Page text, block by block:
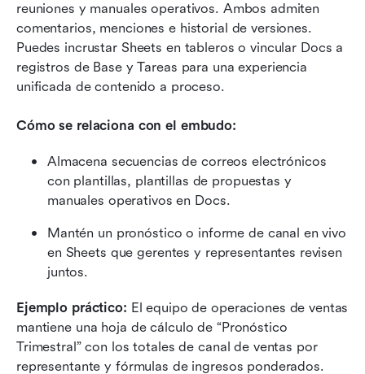
reuniones y manuales operativos. Ambos admiten
comentarios, menciones e historial de versiones.
Puedes incrustar Sheets en tableros o vincular Docs a
registros de Base y Tareas para una experiencia
unificada de contenido a proceso.
Cómo se relaciona con el embudo:
Almacena secuencias de correos electrónicos
con plantillas, plantillas de propuestas y
manuales operativos en Docs.
Mantén un pronóstico o informe de canal en vivo
en Sheets que gerentes y representantes revisen
juntos.
Ejemplo práctico: El equipo de operaciones de ventas
mantiene una hoja de cálculo de “Pronóstico
Trimestral” con los totales de canal de ventas por
representante y fórmulas de ingresos ponderados.